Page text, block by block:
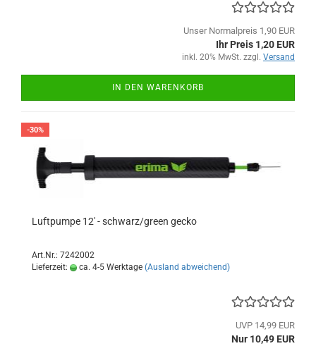
Unser Normalpreis 1,90 EUR
Ihr Preis 1,20 EUR
inkl. 20% MwSt. zzgl. Versand
IN DEN WARENKORB
-30%
Luftpumpe 12' - schwarz/green gecko
Art.Nr.: 7242002
Lieferzeit:
ca. 4-5 Werktage (Ausland abweichend)
UVP 14,99 EUR
Nur 10,49 EUR